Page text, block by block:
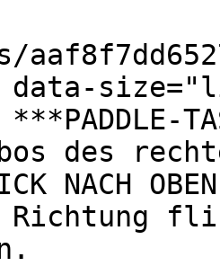
***PADDLE-
des
NACH
Richtung